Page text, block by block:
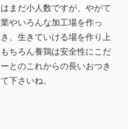
まだ小人数ですが、やがて
やいろんな加工場を作っ
、生きていける場を作り上
ちろん養鶏は安全性にこだ
とのこれからの長いおつき
下さいね。